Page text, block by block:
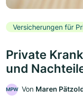
Versicherungen für
Private
und
MPW Von Maren